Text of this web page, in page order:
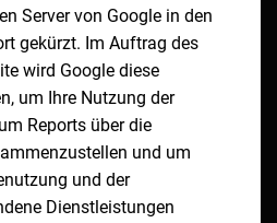
Server von Google in den
gekürzt. Im Auftrag des
wird Google diese
um Ihre Nutzung der
Reports über die
und um
und der
Dienstleistungen